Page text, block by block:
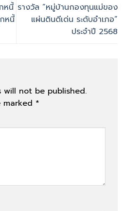
หนี้
หนี้
รางวัล “หมู่บ้านกองทุนแม่ของ
แผ่นดินดีเด่น ระดับอำเภอ”
ประจำปี 2568
will not be published.
marked *